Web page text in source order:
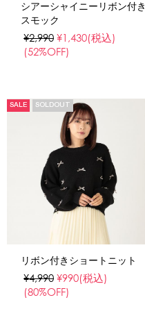
シアーシャイニーリボン付き
スモック
¥2,990 ¥1,430(税込)
(52%OFF)
SALE SOLDOUT
リボン付きショートニット
¥4,990 ¥990(税込)
(80%OFF)